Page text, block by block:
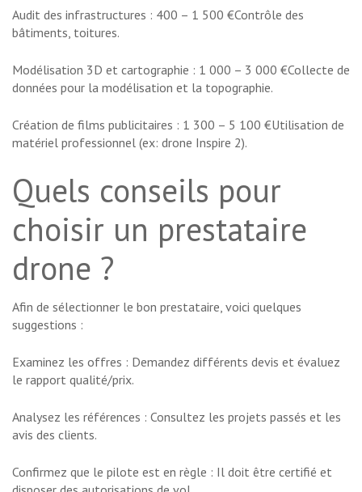
Audit des infrastructures : 400 – 1 500 €Contrôle des
bâtiments, toitures.
Modélisation 3D et cartographie : 1 000 – 3 000 €Collecte de
données pour la modélisation et la topographie.
Création de films publicitaires : 1 300 – 5 100 €Utilisation de
matériel professionnel (ex: drone Inspire 2).
Quels conseils pour
choisir un prestataire
drone ?
Afin de sélectionner le bon prestataire, voici quelques
suggestions :
Examinez les offres : Demandez différents devis et évaluez
le rapport qualité/prix.
Analysez les références : Consultez les projets passés et les
avis des clients.
Confirmez que le pilote est en règle : Il doit être certifié et